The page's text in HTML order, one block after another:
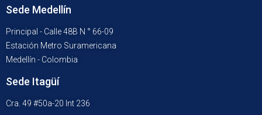
Sede Medellín
Principal - Calle 48B N ° 66-09
Estación Metro Suramericana
Medellín - Colombia
Sede Itagüí
Cra. 49 #50a-20 Int 236